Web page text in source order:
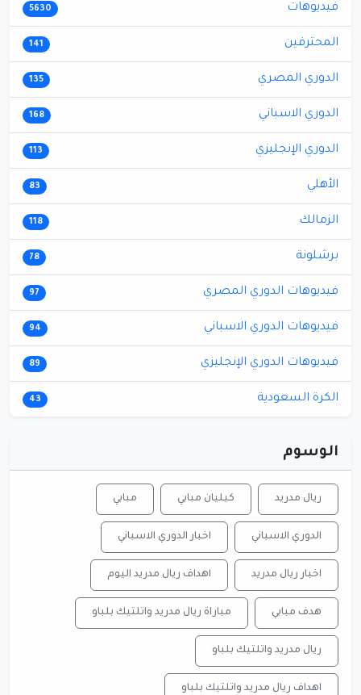
فيديوهات 5630
المحترفين 141
الدوري المصري 135
الدوري الاسباني 168
الدوري الإنجليزي 113
الأهلي 83
الزمالك 118
برشلونة 78
فيديوهات الدوري المصري 97
فيديوهات الدوري الاسباني 94
فيديوهات الدوري الإنجليزي 89
الكرة السعودية 43
الوسوم
ريال مدريد كيليان مبابي مبابي
الدوري الاسباني اخبار الدوري الاسباني
اخبار ريال مدريد اهداف ريال مدريد اليوم
هدف مبابي مباراة ريال مدريد واتلتيك بلباو
ريال مدريد واتلتيك بلباو
اهداف ريال مدريد واتلتيك بلباو